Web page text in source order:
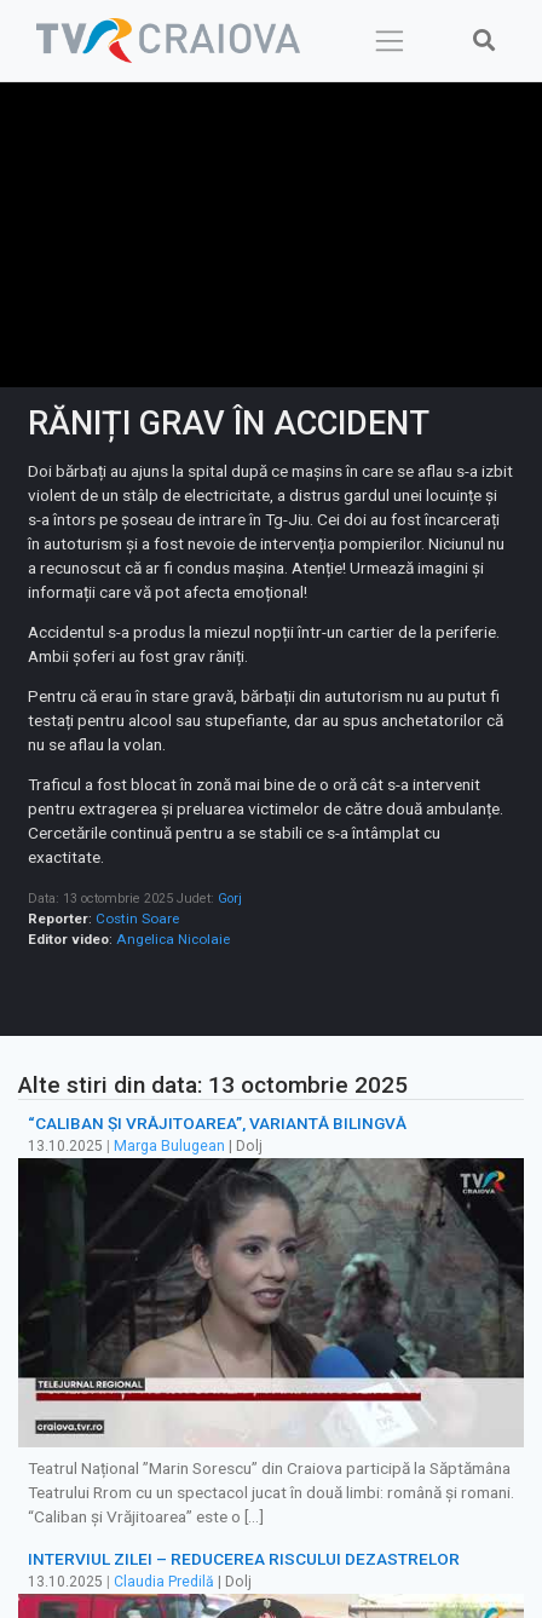
RĂNIȚI GRAV ÎN ACCIDENT
Doi bărbați au ajuns la spital după ce mașins în care se aflau s-a izbit
violent de un stâlp de electricitate, a distrus gardul unei locuințe și
s-a întors pe șoseau de intrare în Tg-Jiu. Cei doi au fost încarcerați
în autoturism și a fost nevoie de intervenția pompierilor. Niciunul nu
a recunoscut că ar fi condus mașina. Atenție! Urmează imagini și
informații care vă pot afecta emoțional!
Accidentul s-a produs la miezul nopții într-un cartier de la periferie.
Ambii șoferi au fost grav răniți.
Pentru că erau în stare gravă, bărbații din aututorism nu au putut fi
testați pentru alcool sau stupefiante, dar au spus anchetatorilor că
nu se aflau la volan.
Traficul a fost blocat în zonă mai bine de o oră cât s-a intervenit
pentru extragerea și preluarea victimelor de către două ambulanțe.
Cercetările continuă pentru a se stabili ce s-a întâmplat cu
exactitate.
Data: 13 octombrie 2025 Judet: Gorj
Reporter: Costin Soare
Editor video:Angelica Nicolaie
Alte stiri din data: 13 octombrie 2025
“CALIBAN ȘI VRĂJITOAREA”, VARIANTĂ BILINGVĂ
13.10.2025 Marga Bulugean | Dolj
Teatrul Național ”Marin Sorescu” din Craiova participă la Săptămâna
Teatrului Rrom cu un spectacol jucat în două limbi: română și romani.
“Caliban și Vrăjitoarea” este o […]
INTERVIUL ZILEI – REDUCEREA RISCULUI DEZASTRELOR
13.10.2025 | Claudia Predilă | Dolj